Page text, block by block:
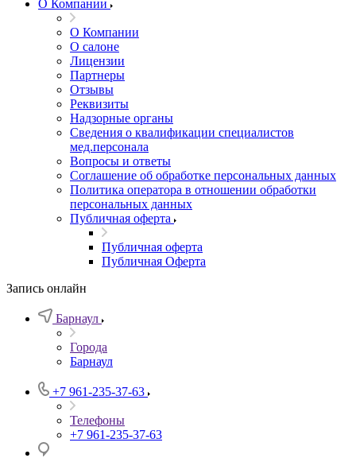
О Компании
О Компании
О салоне
Лицензии
Партнеры
Отзывы
Реквизиты
Надзорные органы
Сведения о квалификации специалистов
мед.персонала
Вопросы и ответы
Соглашение об обработке персональных данных
Политика оператора в отношении обработки
персональных данных
Публичная оферта
Публичная оферта
Публичная Оферта
Запись онлайн
Барнаул
Города
Барнаул
+7 961-235-37-63
Телефоны
+7 961-235-37-63